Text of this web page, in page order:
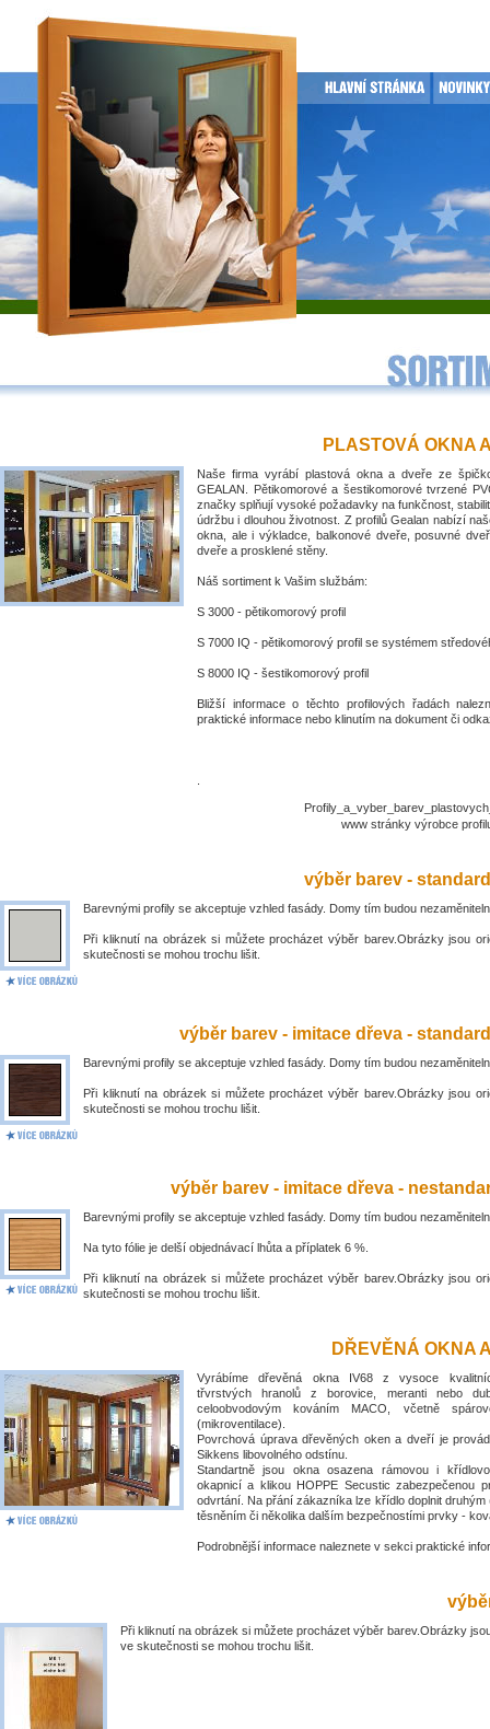
PLASTOVÁ OKNA
Naše firma vyrábí plastová okna a dveře ze
GEALAN. Pětikomorové a šestikomorové tvrzené
značky splňují vysoké požadavky na funkčnost,
údržbu i dlouhou životnost. Z profilů Gealan nabízí
okna, ale i výkladce, balkonové dveře, posuvné
dveře a prosklené stěny.
Náš sortiment k Vašim službám:
S 3000 - pětikomorový profil
S 7000 IQ - pětikomorový profil se systémem
S 8000 IQ - šestikomorový profil
Bližší informace o těchto profilových řadách
praktické informace nebo klinutím na dokument či
www stránky výrobce
výběr barev -
Barevnými profily se akceptuje vzhled fasády. Domy tím budou
Při kliknutí na obrázek si můžete procházet výběr barev.Obrázky jsou
skutečnosti se mohou trochu lišit.
výběr barev - imitace dřeva -
Barevnými profily se akceptuje vzhled fasády. Domy tím budou
Při kliknutí na obrázek si můžete procházet výběr barev.Obrázky jsou
skutečnosti se mohou trochu lišit.
výběr barev - imitace dřeva -
Barevnými profily se akceptuje vzhled fasády. Domy tím budou
Na tyto fólie je delší objednávací lhůta a příplatek 6 %.
Při kliknutí na obrázek si můžete procházet výběr barev.Obrázky jsou
skutečnosti se mohou trochu lišit.
DŘEVĚNÁ OKNA
Vyrábíme dřevěná okna IV68 z vysoce
třvrstvých hranolů z borovice, meranti nebo
celoobvodovým kováním MACO, včetně
(mikroventilace).
Povrchová úprava dřevěných oken a dveří je
Sikkens libovolného odstínu.
Standartně jsou okna osazena rámovou i
okapnicí a klikou HOPPE Secustic zabezpečenou
odvrtání. Na přání zákazníka lze křídlo doplnit druhým
těsněním či několika dalším bezpečnostími prvky -
Podrobnější informace naleznete v sekci praktické
Při kliknutí na obrázek si můžete procházet výběr barev.Obrázky
ve skutečnosti se mohou trochu lišit.